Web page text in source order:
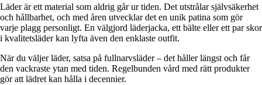
Läder är ett material som aldrig går ur tiden. Det utstrålar självsäkerhet
och hållbarhet, och med åren utvecklar det en unik patina som gör
varje plagg personligt. En välgjord läderjacka, ett bälte eller ett par skor
i kvalitetsläder kan lyfta även den enklaste outfit.
När du väljer läder, satsa på fullnarvsläder – det håller längst och får
den vackraste ytan med tiden. Regelbunden vård med rätt produkter
gör att lädret kan hålla i decennier.